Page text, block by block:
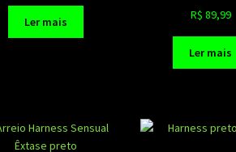
Ler mais R$ 89,99
Ler mais